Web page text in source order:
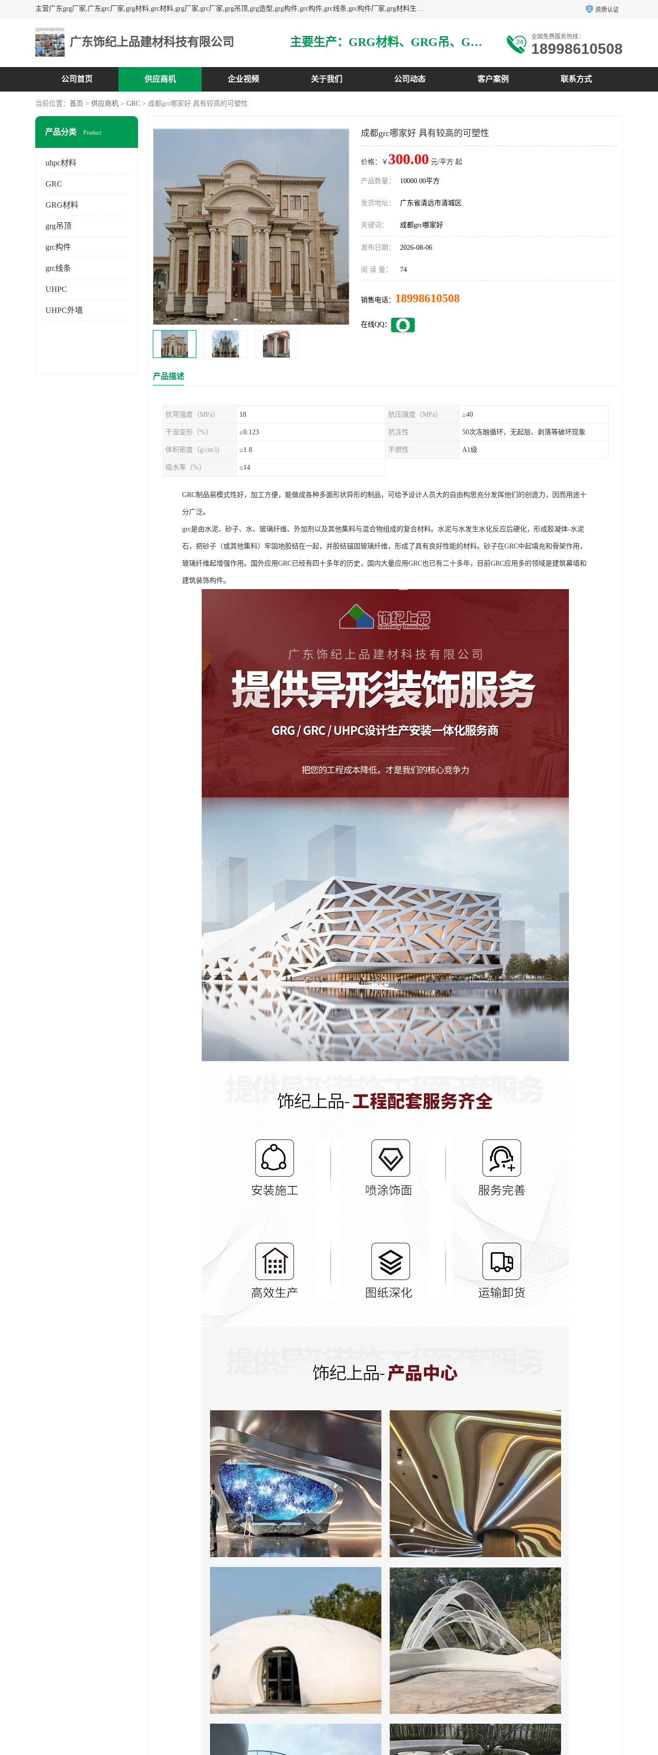
主营广东grg厂家,广东grc厂家,grg材料,grc材料,grg厂家,grc厂家,grg吊顶,grg造型,grg构件,grc构件,grc线条,grc构件厂家,grg材料生产厂家,grg材料定制,uhpc,uhpc厂家,uhpc外墙挂板,uhpc镂空幕墙板,3万平方厂房,如果您对我公司的产品服务感兴趣,请联系我们. 资质认证
广东饰纪上品建材科技有限公司 主要生产：GRG材料、GRG吊、GRG构件、GRG线条、GRG艺术造型、GRG吊材料等 全国免费服务热线：
18998610508
公司首页 供应商机 企业视频 关于我们 公司动态 客户案例 联系方式
当前位置： 首页 > 供应商机 > GRC > 成都grc哪家好 具有较高的可塑性
产品分类 Product
uhpc材料
GRC
GRG材料
grg吊顶
grc构件
grc线条
UHPC
UHPC外墙
成都grc哪家好 具有较高的可塑性
价格：￥ 300.00 元/平方 起
产品数量： 10000.00平方
发货地址： 广东省清远市清城区
关键词： 成都grc哪家好
发布日期： 2026-08-06
阅 读 量： 74
销售电话： 18998610508
在线QQ：
产品描述
抗弯强度（MPa） 18 抗压强度（MPa） ≥40
干湿变形（%） ≤0.123 抗冻性 50次冻融循环，无起层、剥落等破坏现象
体积密度（g/cm3) ≥1.8 不燃性 A1级
吸水率（%） ≤14
GRC制品易模式性好，加工方便，能做成各种多面形状异形的制品，可给予设计人员大的自由构思充分发挥他们的创造力，因而用途十
分广泛。
grc是由水泥、砂子、水、玻璃纤维、外加剂以及其他集料与混合物组成的复合材料。水泥与水发生水化反应后硬化，形成胶凝体-水泥
石，把砂子（或其他集料）牢固地胶结在一起，并胶结锚固玻璃纤维，形成了具有良好性能的材料。砂子在GRC中起填充和骨架作用，
玻璃纤维起增强作用。国外应用GRC已经有四十多年的历史，国内大量应用GRC也已有二十多年，目前GRC应用多的领域是建筑幕墙和
建筑装饰构件。